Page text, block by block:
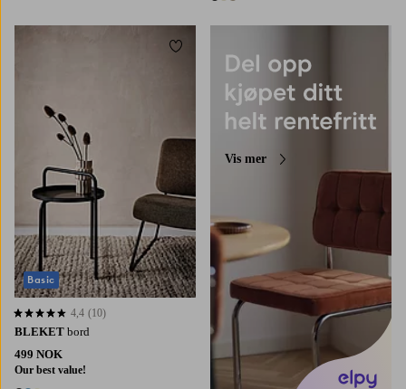
3 farger
BLEKET bord
499 NOK
Our best value!
4,4 basert på 10 karaktergivninger
4,4 (10)
Basic
Legg til favoritter
Vis mer